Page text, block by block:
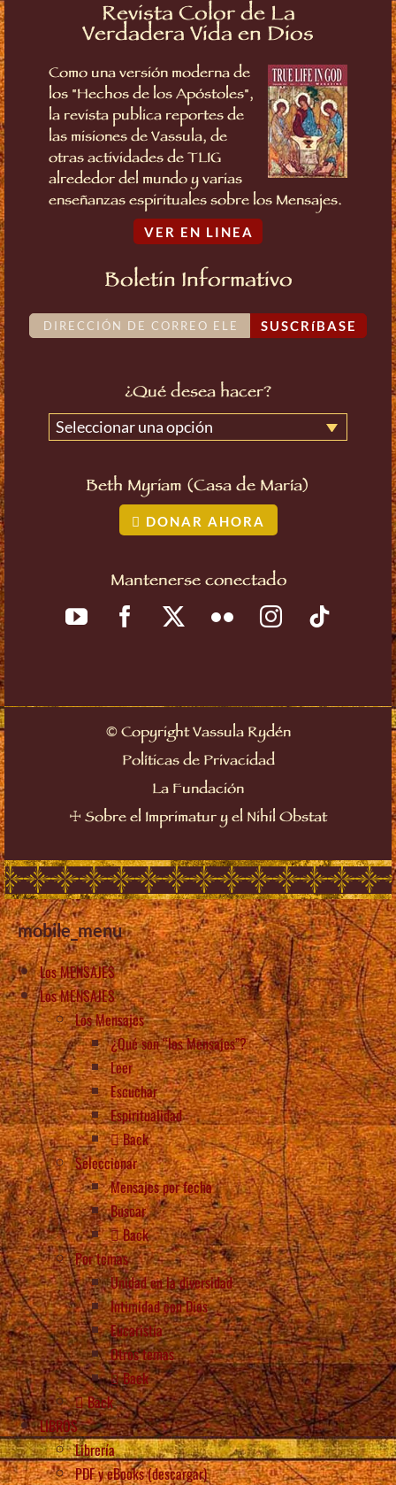
Revista Color de La
Verdadera Vida en Dios
Como una versión moderna de
los "Hechos de los Apóstoles",
la revista publica reportes de
las misiones de Vassula, de
otras actividades de TLIG
alrededor del mundo y varias
enseñanzas espirituales sobre los Mensajes.
VER EN LINEA
Boletin Informativo
SUSCRíBASE
¿Qué desea hacer?
Seleccionar una opción
Beth Myriam (Casa de María)
DONAR AHORA
Mantenerse conectado
©Copyright Vassula Rydén
Políticas de Privacidad
La Fundación
☩ Sobre el Imprimatur y el Nihil Obstat
mobile_menu
Los MENSAJES
Los MENSAJES
Los Mensajes
¿Qué son “los Mensajes”?
Leer
Escuchar
Espiritualidad
Back
Seleccionar
Mensajes por fecha
Buscar
Back
Por temas
Unidad en la diversidad
Intimidad con Dios
Eucaristía
Otros temas
Back
Back
LIBROS
Librería
PDF y eBooks (descargar)